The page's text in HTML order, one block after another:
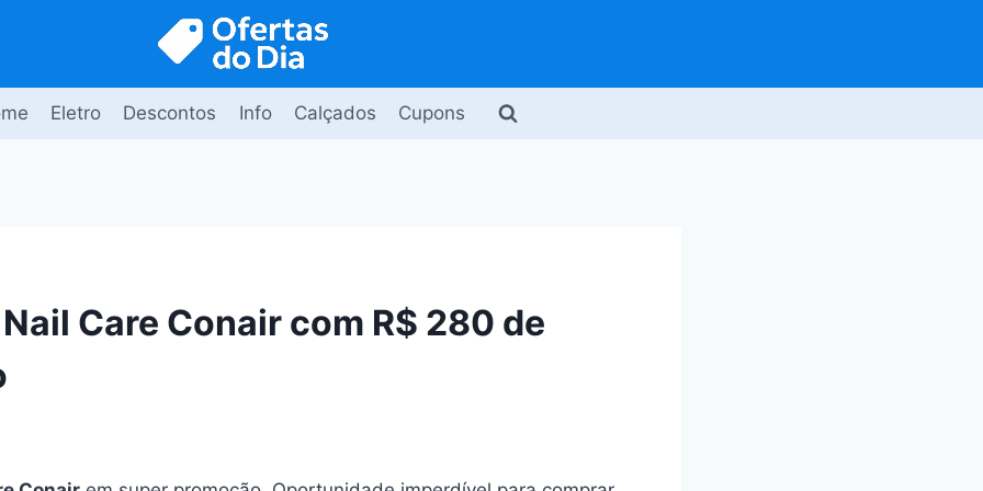
Eletro Descontos Info Calçados Cupons
Care Conair com R$ 280 de